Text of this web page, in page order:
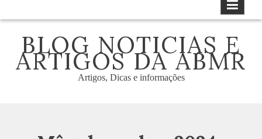
BLOG NOTICIAS E
ARTIGOS DA ABMR
Artigos, Dicas e informações